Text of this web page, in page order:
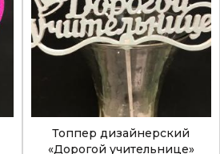
Топпер дизайнерский
«Дорогой учительнице»